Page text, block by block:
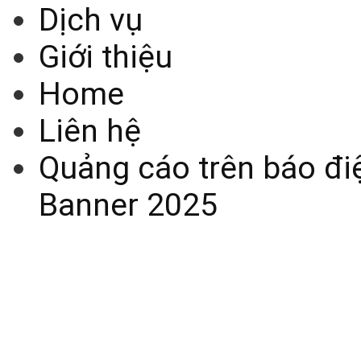
Dịch vụ
Giới thiệu
Home
Liên hệ
Quảng cáo trên báo
Banner 2025